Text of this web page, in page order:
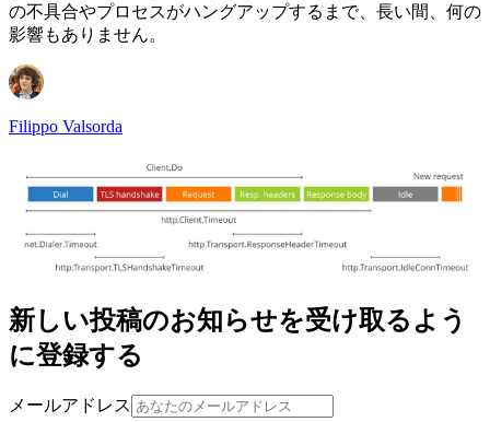
の不具合やプロセスがハングアップするまで、長い間、何の
影響もありません。
Filippo Valsorda
新しい投稿のお知らせを受け取るよう
に登録する
メールアドレス